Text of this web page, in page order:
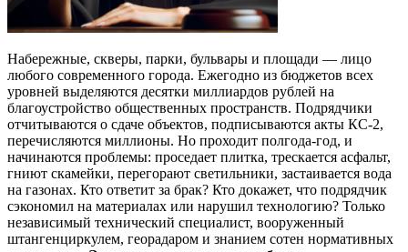
Набережные, скверы, парки, бульвары и площади — лицо
любого современного города. Ежегодно из бюджетов всех
уровней выделяются десятки миллиардов рублей на
благоустройство общественных пространств. Подрядчики
отчитываются о сдаче объектов, подписываются акты КС-2,
перечисляются миллионы. Но проходит полгода-год, и
начинаются проблемы: проседает плитка, трескается асфальт,
гниют скамейки, перегорают светильники, застаивается вода
на газонах. Кто ответит за брак? Кто докажет, что подрядчик
сэкономил на материалах или нарушил технологию? Только
независимый технический специалист, вооруженный
штангенциркулем, георадаром и знанием сотен нормативных